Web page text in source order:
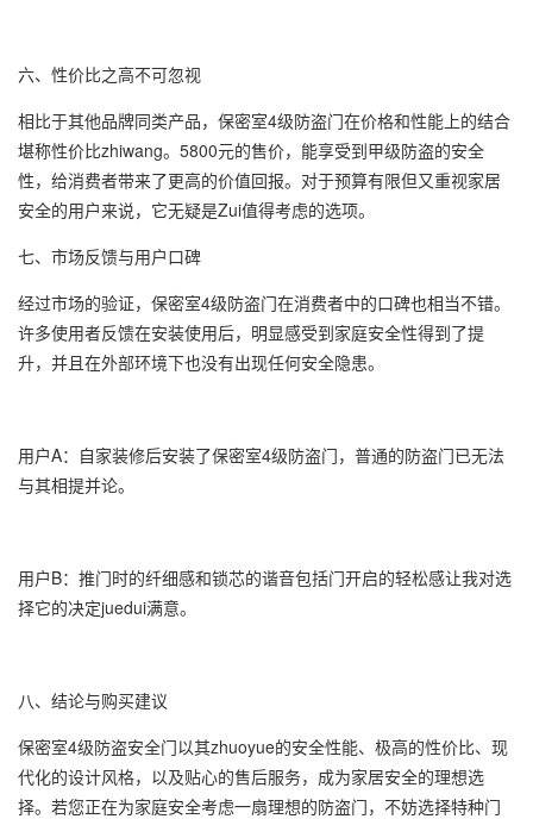
六、性价比之高不可忽视
相比于其他品牌同类产品，保密室4级防盗门在价格和性能上的结合
堪称性价比zhiwang。5800元的售价，能享受到甲级防盗的安全
性，给消费者带来了更高的价值回报。对于预算有限但又重视家居
安全的用户来说，它无疑是Zui值得考虑的选项。
七、市场反馈与用户口碑
经过市场的验证，保密室4级防盗门在消费者中的口碑也相当不错。
许多使用者反馈在安装使用后，明显感受到家庭安全性得到了提
升，并且在外部环境下也没有出现任何安全隐患。
用户A：自家装修后安装了保密室4级防盗门，普通的防盗门已无法
与其相提并论。
用户B：推门时的纤细感和锁芯的谐音包括门开启的轻松感让我对选
择它的决定juedui满意。
八、结论与购买建议
保密室4级防盗安全门以其zhuoyue的安全性能、极高的性价比、现
代化的设计风格，以及贴心的售后服务，成为家居安全的理想选
择。若您正在为家庭安全考虑一扇理想的防盗门，不妨选择特种门